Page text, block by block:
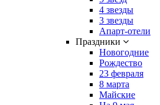
4 звезды
3 звезды
Апарт-отели
Праздники
Новогодние
Рождество
23 февраля
8 марта
Майские